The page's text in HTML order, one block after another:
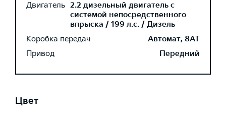
Двигатель 2.2 дизельный двигатель с
системой непосредственного
впрыска / 199 л.с. / Дизель
Коробка передач
Автомат, 8AT
Привод
Передний
Цвет